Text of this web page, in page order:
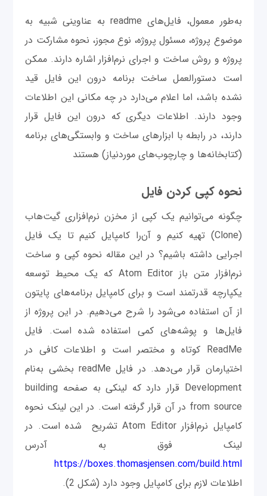
به‌طور معمول، فایل‌های readme به عناوینی شبیه به
موضوع پروژه، مسئول پروژه، نوع مجوز، نحوه مشارکت در
پروژه و روش ساخت و اجرای نرم‌افزار اشاره دارند. ممکن
است دستورالعمل ساخت برنامه درون این فایل قید
نشده باشد، اما اعلام می‌دارد در چه مکانی این اطلاعات
وجود دارند. اطلاعات دیگری که درون این فایل قرار
دارند، در رابطه با ابزارهای ساخت و وابستگی‌های برنامه
(کتابخانه‌ها و چارچوب‌های موردنیاز) هستند
نحوه کپی کردن فایل
چگونه می‌توانیم یک کپی از مخزن نرم‌افزاری گیت‌هاب
(Clone) تهیه کنیم و آن‌را کامپایل کنیم تا یک فایل
اجرایی داشته باشیم؟ در این مقاله نحوه کپی و ساخت
نرم‌افزار متن باز Atom Editor که یک محیط توسعه
یکپارچه قدرتمند است و برای کامپایل برنامه‌های پایتون
از آن استفاده می‌شود را شرح می‌دهیم. در این پروژه از
فایل‌ها و پوشه‌های کمی استفاده شده است. فایل
ReadMe کوتاه و مختصر است و اطلاعات کافی در
اختیارمان قرار می‌دهد. در فایل readMe بخشی به‌نام
Development قرار دارد که لینکی به صفحه building
from source در آن قرار گرفته است. در این لینک نحوه
کامپایل نرم‌افزار Atom Editor تشریح شده است. در
لینک فوق به آدرس
https://boxes.thomasjensen.com/build.html
اطلاعات لازم برای کامپایل وجود دارد (شکل 2).